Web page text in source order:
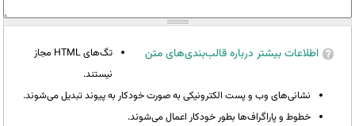
اطلاعات بیشتر درباره قالب‌بندی‌های متن
تگ‌های HTML مجاز
نیستند.
نشانی‌های وب و پست الکترونیکی به صورت خودکار به پیوند تبدیل می‌شوند.
خطوط و پاراگراف‌ها بطور خودکار اعمال می‌شوند.